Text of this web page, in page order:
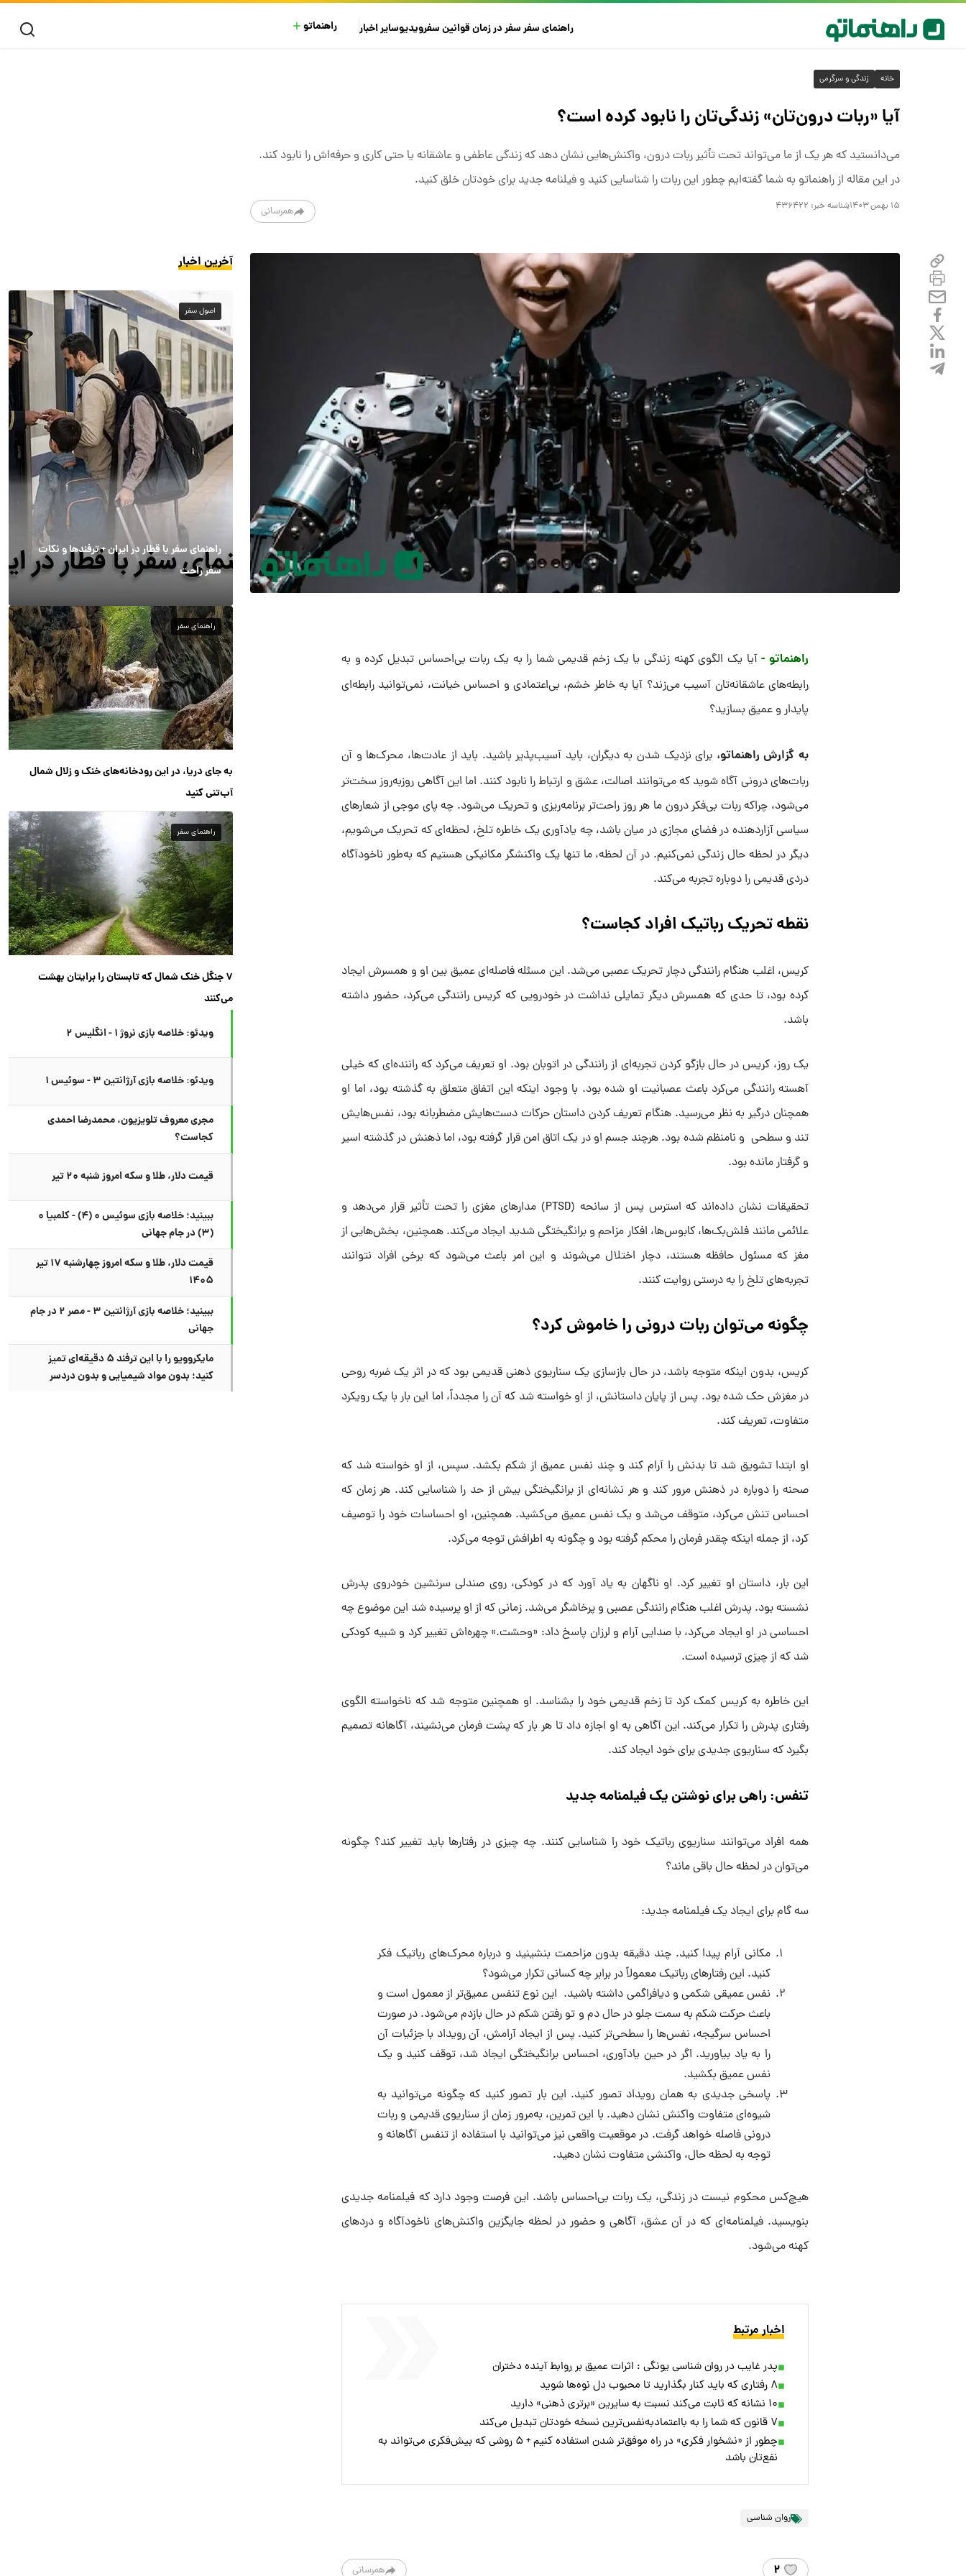
راهنمای سفرسفر در زمانقوانین سفرویدیوسایراخبار راهنماتو
خانه زندگی و سرگرمی
آیا «ربات درون‌تان» زندگی‌تان را نابود کرده است؟
می‌دانستید که هر یک از ما می‌تواند تحت تأثیر ربات درون، واکنش‌هایی نشان دهد که زندگی عاطفی و عاشقانه‌ یا حتی کاری و حرفه‌اش را نابود کند.
در این مقاله از راهنماتو به شما گفته‌ایم چطور این ربات را شناسایی کنید و فیلنامه جدید برای خودتان خلق کنید.
۱۵ بهمن ۱۴۰۳ شناسه خبر: ۴۳۶۴۲۲ همرسانی
راهنماتو -آیا یک الگوی کهنه‌ زندگی یا یک زخم قدیمی شما را به یک ربات بی‌احساس تبدیل کرده و به
رابطه‌های عاشقانه‌تان آسیب می‌زند؟ آیا به خاطر خشم، بی‌اعتمادی و احساس خیانت، نمی‌توانید رابطه‌ای
پایدار و عمیق بسازید؟
به گزارش راهنماتو، برای نزدیک شدن به دیگران، باید آسیب‌پذیر باشید. باید از عادت‌ها، محرک‌ها و آن
ربات‌های درونی آگاه شوید که می‌توانند اصالت، عشق و ارتباط را نابود کنند. اما این آگاهی روزبه‌روز سخت‌تر
می‌شود، چراکه ربات بی‌فکر درون ما هر روز راحت‌تر برنامه‌ریزی و تحریک می‌شود. چه پای موجی از شعارهای
سیاسی آزاردهنده در فضای مجازی در میان باشد، چه یادآوری یک خاطره‌ تلخ، لحظه‌ای که تحریک می‌شویم،
دیگر در لحظه‌ حال زندگی نمی‌کنیم. در آن لحظه، ما تنها یک واکنشگر مکانیکی هستیم که به‌طور ناخودآگاه
دردی قدیمی را دوباره تجربه می‌کند.
نقطه تحریک رباتیک افراد کجاست؟
کریس، اغلب هنگام رانندگی دچار تحریک عصبی می‌شد. این مسئله فاصله‌ای عمیق بین او و همسرش ایجاد
کرده بود، تا حدی که همسرش دیگر تمایلی نداشت در خودرویی که کریس رانندگی می‌کرد، حضور داشته
باشد.
یک روز، کریس در حال بازگو کردن تجربه‌ای از رانندگی در اتوبان بود. او تعریف می‌کرد که راننده‌ای که خیلی
آهسته رانندگی می‌کرد باعث عصبانیت او شده بود. با وجود اینکه این اتفاق متعلق به گذشته بود، اما او
همچنان درگیر به نظر می‌رسید. هنگام تعریف کردن داستان حرکات دست‌هایش مضطربانه بود، نفس‌هایش
تند و سطحی و نامنظم شده بود. هرچند جسم او در یک اتاق امن قرار گرفته بود، اما ذهنش در گذشته اسیر
و گرفتار مانده بود.
تحقیقات نشان داده‌اند که استرس پس از سانحه (PTSD) مدارهای مغزی را تحت تأثیر قرار می‌دهد و
علائمی مانند فلش‌بک‌ها، کابوس‌ها، افکار مزاحم و برانگیختگی شدید ایجاد می‌کند. همچنین، بخش‌هایی از
مغز که مسئول حافظه هستند، دچار اختلال می‌شوند و این امر باعث می‌شود که برخی افراد نتوانند
تجربه‌های تلخ را به درستی روایت کنند.
چگونه می‌توان ربات درونی را خاموش کرد؟
کریس، بدون اینکه متوجه باشد، در حال بازسازی یک سناریوی ذهنی قدیمی بود که در اثر یک ضربه‌ روحی
در مغزش حک شده بود. پس از پایان داستانش، از او خواسته شد که آن را مجدداً، اما این بار با یک رویکرد
متفاوت، تعریف کند.
او ابتدا تشویق شد تا بدنش را آرام کند و چند نفس عمیق از شکم بکشد. سپس، از او خواسته شد که
صحنه را دوباره در ذهنش مرور کند و هر نشانه‌ای از برانگیختگی بیش از حد را شناسایی کند. هر زمان که
احساس تنش می‌کرد، متوقف می‌شد و یک نفس عمیق می‌کشید. همچنین، او احساسات خود را توصیف
کرد، از جمله اینکه چقدر فرمان را محکم گرفته بود و چگونه به اطرافش توجه می‌کرد.
این بار، داستان او تغییر کرد. او ناگهان به یاد آورد که در کودکی، روی صندلی سرنشین خودروی پدرش
نشسته بود. پدرش اغلب هنگام رانندگی عصبی و پرخاشگر می‌شد. زمانی که از او پرسیده شد این موضوع چه
احساسی در او ایجاد می‌کرد، با صدایی آرام و لرزان پاسخ داد: «وحشت.» چهره‌اش تغییر کرد و شبیه کودکی
شد که از چیزی ترسیده است.
این خاطره به کریس کمک کرد تا زخم قدیمی خود را بشناسد. او همچنین متوجه شد که ناخواسته الگوی
رفتاری پدرش را تکرار می‌کند. این آگاهی به او اجازه داد تا هر بار که پشت فرمان می‌نشیند، آگاهانه تصمیم
بگیرد که سناریوی جدیدی برای خود ایجاد کند.
تنفس: راهی برای نوشتن یک فیلمنامه‌ جدید
همه افراد می‌توانند سناریوی رباتیک خود را شناسایی کنند. چه چیزی در رفتارها باید تغییر کند؟ چگونه
می‌توان در لحظه‌ حال باقی ماند؟
سه گام برای ایجاد یک فیلمنامه‌ جدید:
مکانی آرام پیدا کنید. چند دقیقه بدون مزاحمت بنشینید و درباره‌ محرک‌های رباتیک فکر
کنید. این رفتارهای رباتیک معمولاً در برابر چه کسانی تکرار می‌شود؟
نفس عمیقی شکمی و دیافراگمی داشته باشید. این نوع تنفس عمیق‌تر از معمول است و
باعث حرکت شکم به سمت جلو در حال دم و تو رفتن شکم در حال بازدم می‌شود. در صورت
احساس سرگیجه، نفس‌ها را سطحی‌تر کنید. پس از ایجاد آرامش، آن رویداد با جزئیات آن
را به یاد بیاورید. اگر در حین یادآوری، احساس برانگیختگی ایجاد شد، توقف کنید و یک
نفس عمیق بکشید.
پاسخی جدیدی به همان رویداد تصور کنید. این بار تصور کنید که چگونه می‌توانید به
شیوه‌ای متفاوت واکنش نشان دهید. با این تمرین، به‌مرور زمان از سناریوی قدیمی و ربات
درونی فاصله خواهد گرفت. در موقعیت واقعی نیز می‌توانید با استفاده از تنفس آگاهانه و
توجه به لحظه‌ حال، واکنشی متفاوت نشان دهید.
هیچ‌کس محکوم نیست در زندگی، یک ربات بی‌احساس باشد. این فرصت وجود دارد که فیلمنامه‌ جدیدی
بنویسید. فیلمنامه‌ای که در آن عشق، آگاهی و حضور در لحظه جایگزین واکنش‌های ناخودآگاه و دردهای
کهنه می‌شود.
اخبار مرتبط
پدر غایب در روان‌ شناسی یونگی : اثرات عمیق بر روابط آینده دختران
۸ رفتاری که باید کنار بگذارید تا محبوب دل نوه‌ها شوید
۱۰ نشانه که ثابت می‌کند نسبت به سایرین «برتری ذهنی» دارید
۷ قانون که شما را به با‌اعتماد‌به‌نفس‌ترین نسخه خودتان تبدیل می‌کند
چطور از «نشخوار فکری» در راه موفق‌تر شدن استفاده کنیم + ۵ روشی که بیش‌فکری می‌تواند به
نفع‌تان باشد
روان شناسی
همرسانی ۲
آخرین اخبار
اصول سفر
راهنمای سفر با قطار در ایران + ترفندها و نکات
سفر راحت
راهنمای سفر
به جای دریا، در این رودخانه‌های خنک و زلال شمال
آب‌تنی کنید
راهنمای سفر
۷ جنگل خنک شمال که تابستان را برایتان بهشت
می‌کنند
ویدئو: خلاصه بازی نروژ ۱ - انگلیس ۲
ویدئو: خلاصه بازی آرژانتین ۳ - سوئیس ۱
مجری معروف تلویزیون، محمدرضا احمدی
کجاست؟
قیمت دلار، طلا و سکه امروز شنبه ۲۰ تیر
ببینید؛ خلاصه بازی سوئیس ۰ (۴) - کلمبیا ۰
(۳) در جام جهانی
قیمت دلار، طلا و سکه امروز چهارشنبه ۱۷ تیر
۱۴۰۵
ببینید؛ خلاصه بازی آرژانتین ۳ - مصر ۲ در جام
جهانی
مایکروویو را با این ترفند ۵ دقیقه‌ای تمیز
کنید؛ بدون مواد شیمیایی و بدون دردسر